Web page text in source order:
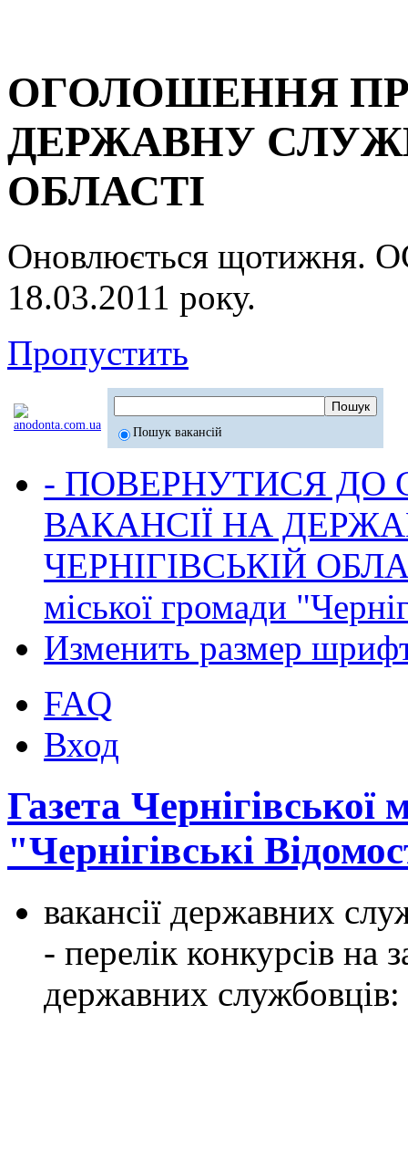
ОГОЛОШЕННЯ
ДЕРЖАВНУ
ОБЛАСТІ
Оновлюється
18.03.2011 року.
Пропустить
Пошук вакансій
- ПОВЕРНУТИСЯ ДО
ВАКАНСІЇ НА
ЧЕРНІГІВСЬКІЙ
міської громади
Изменить размер
FAQ
Вход
Газета Чернігівської
"Чернігівські
вакансії державних
- перелік конкурсів на
державних службовців: